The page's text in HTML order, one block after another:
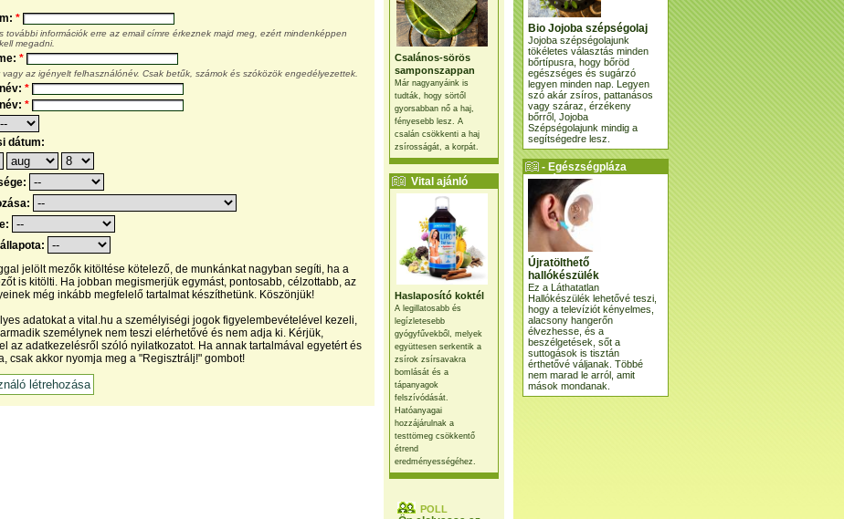
Csalános-sörös
samponszappan
Már nagyanyáink is
tudták, hogy sörtől
gyorsabban nő a haj,
fényesebb lesz. A
csalán csökkenti a haj
zsírosságát, a korpát.
Vital ajánló
Haslaposító koktél
A legillatosabb és
legízletesebb
gyógyfűvekből, melyek
együttesen serkentik a
zsírok zsírsavakra
bomlását és a
tápanyagok
felszívódását.
Hatóanyagai
hozzájárulnak a
testtömeg csökkentő
étrend
eredményességéhez.
POLL
*
további információk erre az email címre érkeznek majd meg, ezért mindenképpen
megadni.
*
vagy az igényelt felhasználónév. Csak betűk, számok és szóközök engedélyezettek.
*
*
dátum:
jelölt mezők kitöltése kötelező, de munkánkat nagyban segíti, ha a
is kitölti. Ha jobban megismerjük egymást, pontosabb, célzottabb, az
még inkább megfelelő tartalmat készíthetünk. Köszönjük!
adatokat a vital.hu a személyiségi jogok figyelembevételével kezeli,
személynek nem teszi elérhetővé és nem adja ki. Kérjük,
az adatkezelésről szóló nyilatkozatot. Ha annak tartalmával egyetért és
csak akkor nyomja meg a "Regisztrálj!" gombot!
Bio Jojoba szépségolaj
Jojoba szépségolajunk
tökéletes választás minden
bőrtípusra, hogy bőröd
egészséges és sugárzó
legyen minden nap. Legyen
szó akár zsíros, pattanásos
vagy száraz, érzékeny
bőrről, Jojoba
Szépségolajunk mindig a
segítségedre lesz.
- Egészségpláza
ajánlatunk -
Újratölthető
hallókészülék
Ez a Láthatatlan
Hallókészülék lehetővé teszi,
hogy a televíziót kényelmes,
alacsony hangerőn
élvezhesse, és a
beszélgetések, sőt a
suttogások is tisztán
érthetővé váljanak. Többé
nem marad le arról, amit
mások mondanak.